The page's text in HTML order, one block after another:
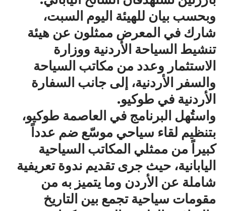
وبحسب بيان للهيئة اليوم السبت،
شارك في المعرض ممثلون عن هيئة
تنشيط السياحة الأردنية ووزارة
الاستثمار وعدد من مكاتب السياحة
والسفر الأردنية، إلى جانب السفارة
الأردنية في طوكيو.
واستُهل البرنامج في العاصمة طوكيو،
بتنظيم لقاء سياحي موسّع ضم عدداً
كبيراً من ممثلي المكاتب السياحية
اليابانية، حيث جرى تقديم ندوة تعريفية
شاملة عن الأردن وما يتميز به من
مقومات سياحية تجمع بين التاريخ